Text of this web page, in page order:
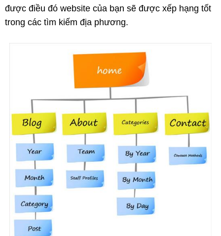
được điều đó website của bạn sẽ được xếp hạng tốt
trong các tìm kiếm địa phương.